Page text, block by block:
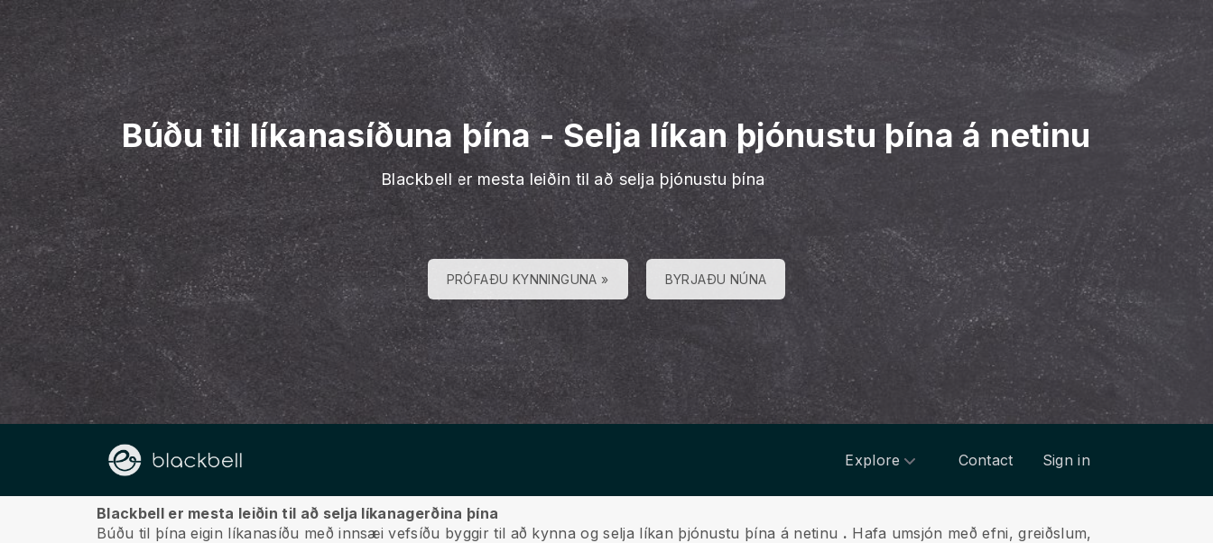
Búðu til líkanasíðuna þína-Selja líkan þjónustu þína á netinu
Blackbell er mesta leiðin til að selja þjónustu þína
PRÓFAÐU KYNNINGUNA » BYRJAÐU NÚNA
Explore Contact Sign in
Um okkur
Blackbell er mesta leiðin til að selja líkanagerðina þína
Búðu til þína eigin líkanasíðu með innsæi vefsíðu byggir til að kynna og selja líkan þjónustu þína á netinu . Hafa umsjón með efni, greiðslum,